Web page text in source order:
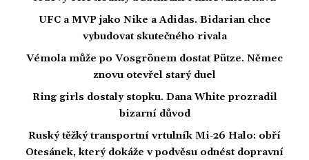
UFC a MVP jako Nike a Adidas. Bidarian chce
vybudovat skutečného rivala
Vémola může po Vosgrönem dostat Pütze. Němec
znovu otevřel starý duel
Ring girls dostaly stopku. Dana White prozradil
bizarní důvod
Ruský těžký transportní vrtulník Mi-26 Halo: obří
Otesánek, který dokáže v podvěsu odnést dopravní